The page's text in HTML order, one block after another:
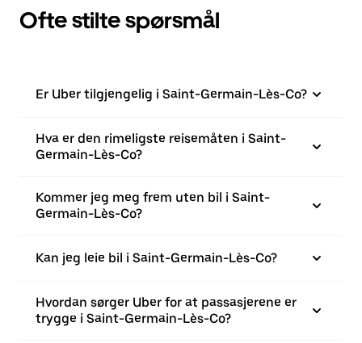
Ofte stilte spørsmål
Er Uber tilgjengelig i Saint-Germain-Lès-Co?
Hva er den rimeligste reisemåten i Saint-
Germain-Lès-Co?
Kommer jeg meg frem uten bil i Saint-
Germain-Lès-Co?
Kan jeg leie bil i Saint-Germain-Lès-Co?
Hvordan sørger Uber for at passasjerene er
trygge i Saint-Germain-Lès-Co?